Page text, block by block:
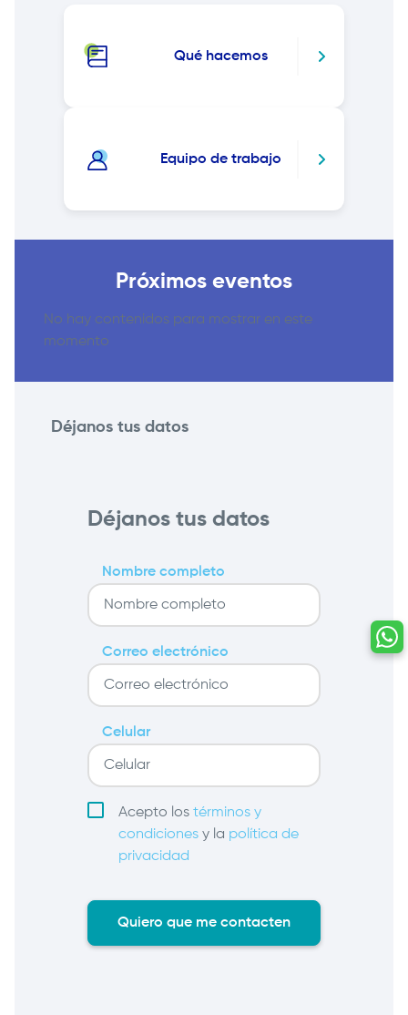
Qué hacemos
Equipo de trabajo
Próximos eventos
No hay contenidos para mostrar en este
momento
Déjanos tus datos
Déjanos tus datos
Nombre completo
Correo electrónico
Celular
Acepto los términos y
condiciones y la política de
privacidad